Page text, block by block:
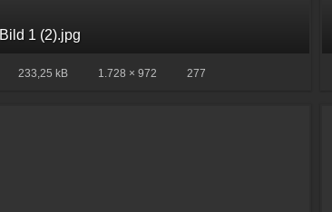
Bild 1 (2).jpg
233,25 kB 1.728 × 972 277